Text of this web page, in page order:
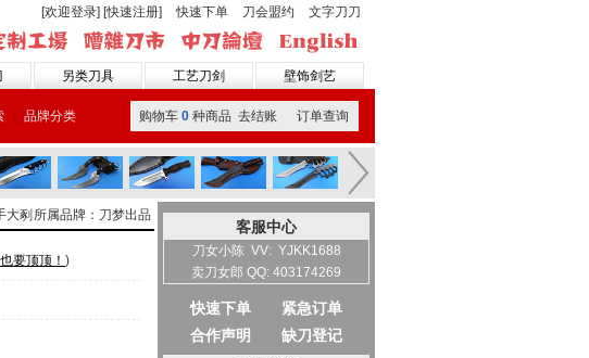
[欢迎登录] [快速注册] 快速下单 刀会盟约 文字刀刀
另类刀具 工艺刀剑 壁饰剑艺
品牌分类 购物车 0 种商品 去结账 订单查询
大剢 所属品牌：刀梦出品
要顶顶！ )
客服中心
刀女小陈 VV: YJKK1688
卖刀女郎 QQ: 403174269
快速下单
紧急订单
合作声明
缺刀登记